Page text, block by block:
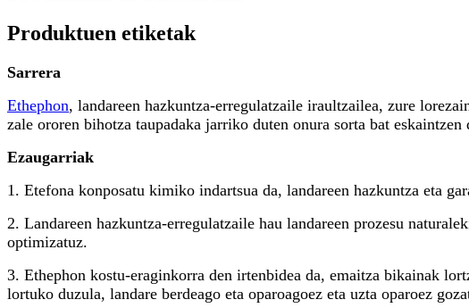
Produktuen etiketak
Sarrera
Ethephon, landareen hazkuntza-erregulatzaile iraultzailea, zure
zale ororen bihotza taupadaka jarriko duten onura sorta bat eskaintzen
Ezaugarriak
1. Etefona konposatu kimiko indartsua da, landareen hazkuntza eta
2. Landareen hazkuntza-erregulatzaile hau landareen prozesu
optimizatuz.
3. Ethephon kostu-eraginkorra den irtenbidea da, emaitza bikainak
lortuko duzula, landare berdeago eta oparoagoez eta uzta oparoez